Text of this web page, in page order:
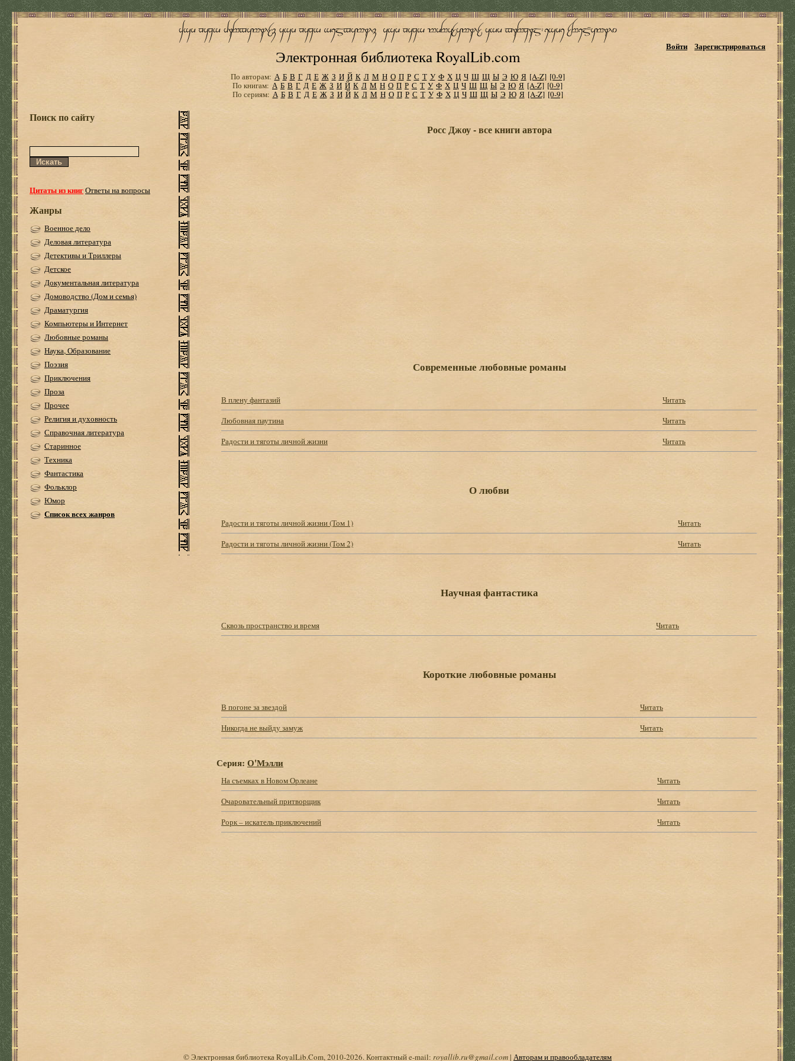
Электронная библиотека RoyalLib.com
Войти Зарегистрироваться
По авторам: А Б В Г Д Е Ж З И Й К Л М Н О П Р С Т У Ф Х Ц Ч Ш Щ Ы Э Ю Я [A-Z] [0-9]
По книгам: А Б В Г Д Е Ж З И Й К Л М Н О П Р С Т У Ф Х Ц Ч Ш Щ Ы Э Ю Я [A-Z] [0-9]
По сериям: А Б В Г Д Е Ж З И Й К Л М Н О П Р С Т У Ф Х Ц Ч Ш Щ Ы Э Ю Я [A-Z] [0-9]
Поиск по сайту
Цитаты из книгОтветы на вопросы
Жанры
Военное дело
Деловая литература
Детективы и Триллеры
Детское
Документальная литература
Домоводство (Дом и семья)
Драматургия
Компьютеры и Интернет
Любовные романы
Наука, Образование
Поэзия
Приключения
Проза
Прочее
Религия и духовность
Справочная литература
Старинное
Техника
Фантастика
Фольклор
Юмор
Список всех жанров
Росс Джоу - все книги автора
Современные любовные романы
В плену фантазий
Читать
Любовная паутина
Читать
Радости и тяготы личной жизни
Читать
О любви
Радости и тяготы личной жизни (Том 1)
Читать
Радости и тяготы личной жизни (Том 2)
Читать
Научная фантастика
Сквозь пространство и время Читать
Короткие любовные романы
В погоне за звездой
Читать
Никогда не выйду замуж
Читать
Серия: О'Мэлли
На съемках в Новом Орлеане
Читать
Очаровательный притворщик
Читать
Рорк – искатель приключений
Читать
© Электронная библиотека RoyalLib.Com, 2010-2026. Контактный e-mail: royallib.ru@gmail.com| Авторам и правообладателям